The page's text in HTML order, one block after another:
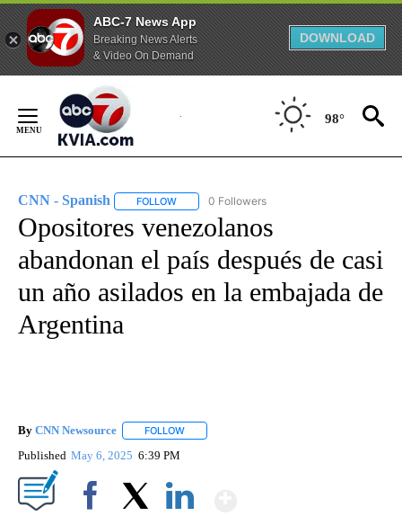
ABC-7 News App
Breaking News Alerts
& Video On Demand
DOWNLOAD
Content
98°
CNN - Spanish FOLLOW FOLLOW "CNN - SPANISH" TO RECEIVE
0 Followers
Opositores venezolanos
abandonan el país después de casi
un año asilados en la embajada de
Argentina
By CNN Newsource FOLLOW
Published May 6, 2025 6:39 PM